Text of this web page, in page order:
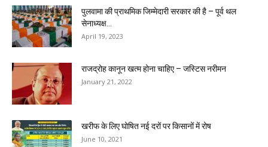
पुलवामा की प्राथमिक जिम्मेदारी सरकार की है – पूर्व थल
सेनाध्यक्ष...
April 19, 2023
राजद्रोह कानून खत्म होना चाहिए – जस्टिस नरीमन
January 21, 2022
खरीफ के लिए घोषित नई दरों पर किसानों में रोष
June 10, 2021